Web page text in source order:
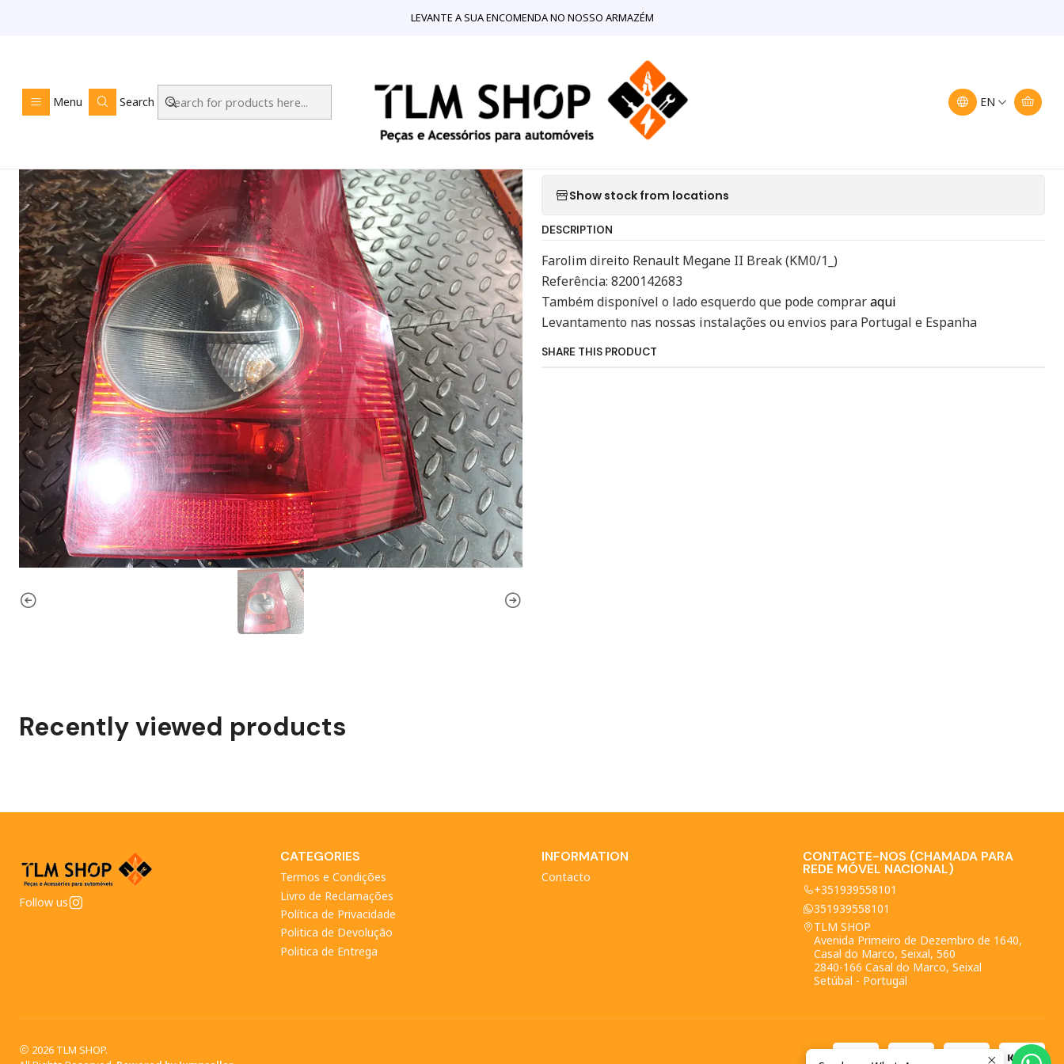
Menu Search EN
LEVANTE A SUA ENCOMENDA NO NOSSO ARMAZÉM
Iluminação Farolim Direito Renault Megane II Break 8200142683
Farolim Direito Renault Megane II Break
8200142683
Show stock from locations
DESCRIPTION
Farolim direito Renault Megane II Break (KM0/1_)
Referência: 8200142683
Também disponível o lado esquerdo que pode compraraqui
Levantamento nas nossas instalações ou envios para Portugal e Espanha
SHARE THIS PRODUCT
Recently viewed products
Follow us
CATEGORIES
Termos e Condições
Livro de Reclamações
Política de Privacidade
Politica de Devolução
Politica de Entrega
INFORMATION
Contacto
CONTACTE-NOS (CHAMADA PARA
REDE MÓVEL NACIONAL)
+351939558101
351939558101
TLM SHOP
Avenida Primeiro de Dezembro de 1640,
Casal do Marco, Seixal, 560
2840-166 Casal do Marco, Seixal
Setúbal - Portugal
2026 TLM SHOP.